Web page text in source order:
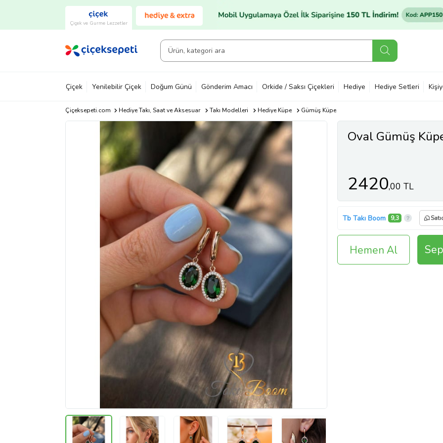
Çiçek ve Gurme Lezzetler
Çiçek Yenilebilir Çiçek Doğum Günü Gönderim Amacı Orkide / Saksı Çiçekleri Hediye Hediye Setleri
Çiçeksepeti.com Hediye Takı, Saat ve Aksesuar Takı Modelleri Hediye Küpe Gümüş Küpe
Oval Gümüş
2420,00 TL
Tb Takı Boom 9,3
Hemen Al